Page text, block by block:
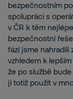
bezpečnostním
spolupráci s
v ČR k těm
bezpečnostní
fázi jsme nahradili
vzhledem k
že po službě
ji totiž použít v